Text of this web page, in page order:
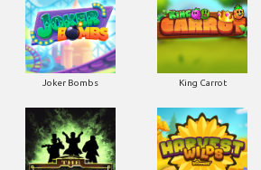
Joker Bombs King Carrot